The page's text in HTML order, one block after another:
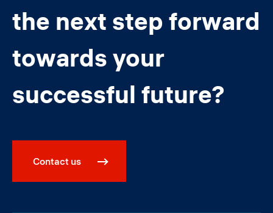
the next step forward
towards your
successful future?
Contact us